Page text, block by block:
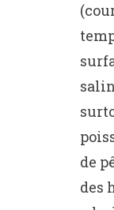
de
des